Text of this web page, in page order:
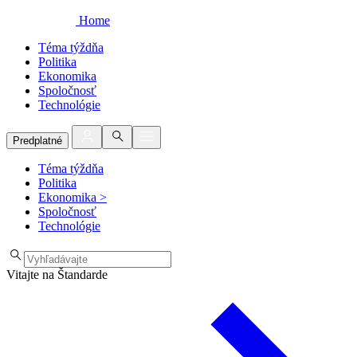
Home
Téma týždňa
Politika
Ekonomika
Spoločnosť
Technológie
Predplatné
Téma týždňa
Politika
Ekonomika >
Spoločnosť
Technológie
Vitajte na Štandarde